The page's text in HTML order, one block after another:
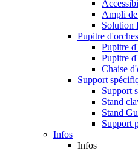
Ampli
Solution
Pupitre
Pupitre
Pupitre
Chaise
Support
Support
Stand
Stand
Support
Infos
Infos